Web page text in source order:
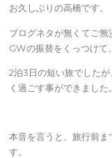
お久しぶりの高橋です。
ブログネタが無くてご
GWの振替をくっつけて
2泊3日の短い旅でした
く過ごす事ができました。
本音を言うと、旅行前
す。